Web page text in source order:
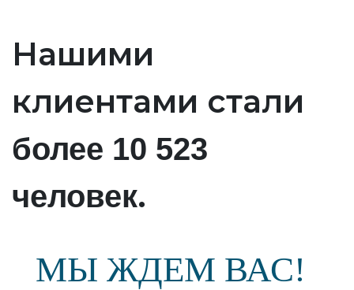
Нашими
клиентами стали
более 10 523
человек.
МЫ ЖДЕМ ВАС!